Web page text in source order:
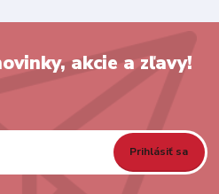
akcie a zľavy!
Prihlásiť sa